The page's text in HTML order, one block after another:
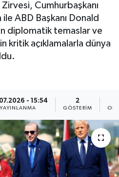
Cumhurbaşkanı
ABD Başkanı Donald
diplomatik temaslar ve
kritik açıklamalarla dünya
- 15:54
YAYINLANMA
2
GÖSTERIM